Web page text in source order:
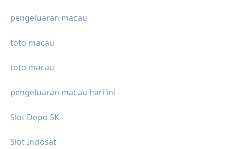
pengeluaran macau
toto macau
toto macau
pengeluaran macau hari ini
Slot Depo 5K
Slot Indosat